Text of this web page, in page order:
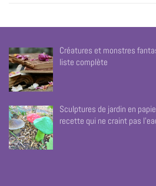
Créatures et monstres
liste complète
Sculptures de jardin en
recette qui ne craint pas